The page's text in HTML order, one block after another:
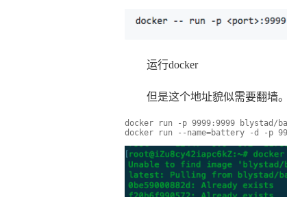
运行docker
但是这个地址貌似需要翻墙
docker run -p 9999:9999 blystad/
docker run --name=battery -d -p